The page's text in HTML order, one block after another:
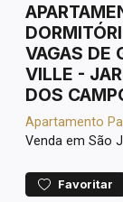
VAGAS DE
VILLE -
DOS
Apartamento
Venda em São
Favoritar